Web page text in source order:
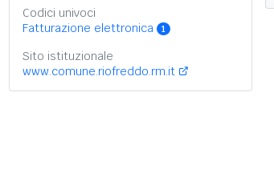
Codici univoci
Fatturazione elettronica
1
Sito istituzionale
www.comune.riofreddo.rm.it